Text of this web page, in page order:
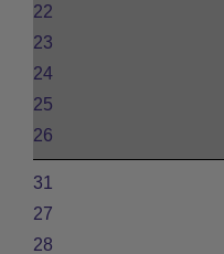
22
23
24
25
26
31
27
28